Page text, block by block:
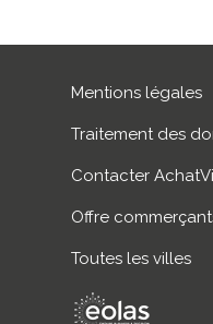
Mentions légales
Traitement des
Contacter
Offre
Toutes les villes